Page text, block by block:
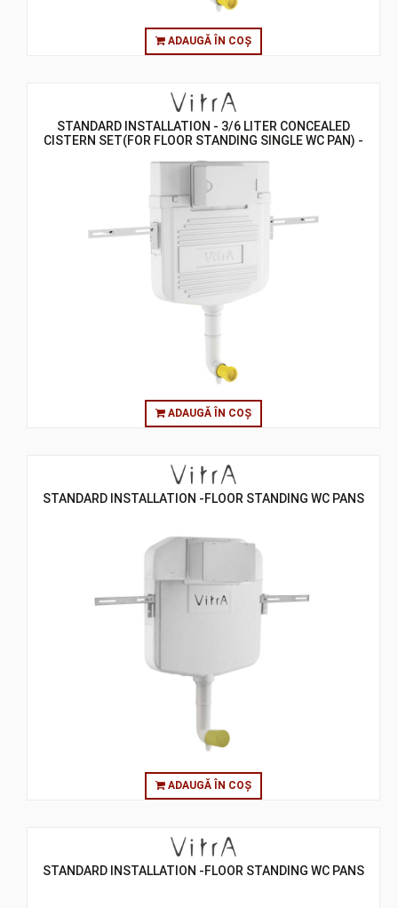
ADAUGĂ ÎN COȘ
STANDARD INSTALLATION - 3/6 LITER CONCEALED
CISTERN SET(FOR FLOOR STANDING SINGLE WC PAN) -
ADAUGĂ ÎN COȘ
STANDARD INSTALLATION -FLOOR STANDING WC PANS
ADAUGĂ ÎN COȘ
STANDARD INSTALLATION -FLOOR STANDING WC PANS